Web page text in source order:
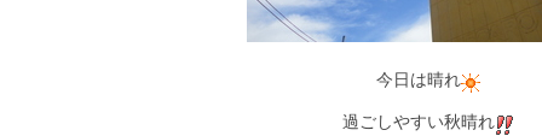
今日は晴れ
過ごしやすい秋晴れ